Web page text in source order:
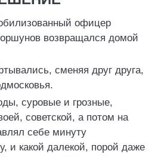
офицер
возвращался домой
сменяя друг друга,
суровые и грозные,
советской, а потом на
себе минуту
и какой далекой, порой даже